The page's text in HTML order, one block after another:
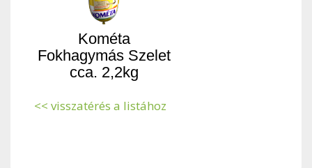
Kométa
Fokhagymás Szelet
cca. 2,2kg
<< visszatérés a listához